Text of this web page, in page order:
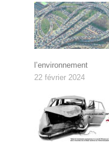
l’environnement
22 février 2024